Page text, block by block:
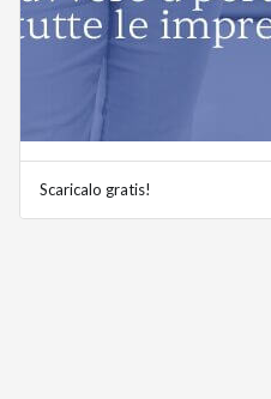
Scaricalo gratis!